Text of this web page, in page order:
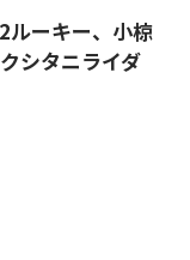
ーキー、小椋
シタニライダ